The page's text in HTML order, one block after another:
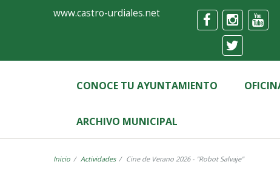
FormularioAyuntamiento
Castro-
Urdiales
www.castro-urdiales.net
CONOCE TU AYUNTAMIENTO
ARCHIVO MUNICIPAL
Inicio Actividades Cine de Verano 2026 - "Robot Salvaje"